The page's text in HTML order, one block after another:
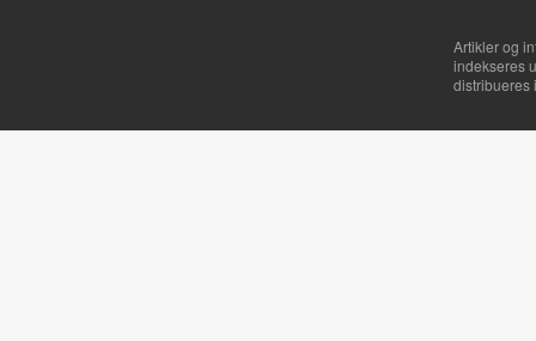
Artikler og
indekseres
distribueres